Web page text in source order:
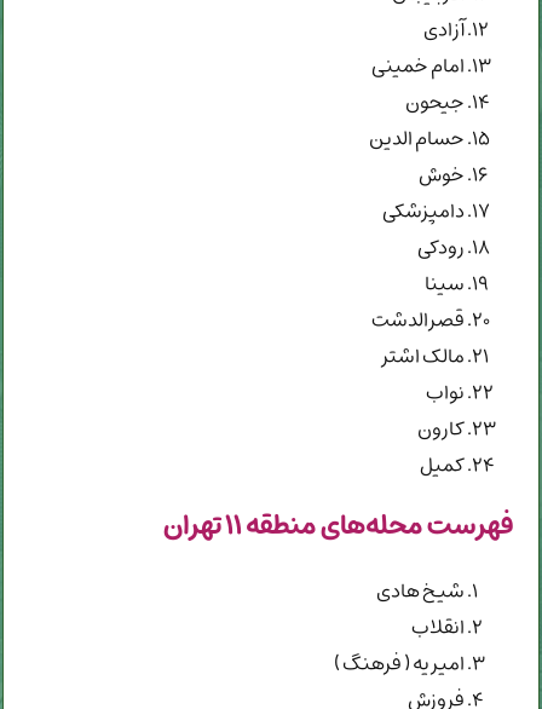
آزادی
امام خمینی
جیحون
حسام الدین
خوش
دامپزشکی
رودکی
سینا
قصرالدشت
مالک اشتر
نواب
کارون
کمیل
فهرست محله‌های منطقه ۱۱ تهران
شیخ هادی
انقلاب
امیریه ( فرهنگ )
فروزش